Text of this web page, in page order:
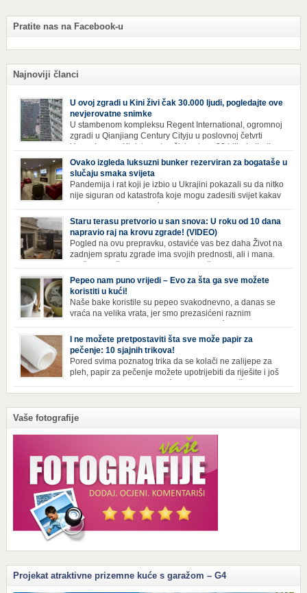
Pratite nas na Facebook-u
Najnoviji članci
U ovoj zgradi u Kini živi čak 30.000 ljudi, pogledajte ove
nevjerovatne snimke
U stambenom kompleksu Regent International, ogromnoj
zgradi u Qianjiang Century Cityju u poslovnoj četvrti
Hangzhoua u Kini, trenutno živi gotovo 30 hiljada ljudi,
koji nikad ne moraju izaći iz njega. Naime, s obzirom na to da unutar
zgrade mogu pronaći sve potrepštine koje im zatrebaju, stanari ovog
kompleksa zapravo nemaju potrebe izlaziti izvan njega ako […]
Ovako izgleda luksuzni bunker rezerviran za bogataše u
slučaju smaka svijeta
Pandemija i rat koji je izbio u Ukrajini pokazali su da nitko
nije siguran od katastrofa koje mogu zadesiti svijet kakav
poznajemo. I dok se većina ljudi nada da situacija u
svijetu neće postati još gora te da su prijetnje nuklearnim oružjem
isprazne, ima i onih koji se spremaju za najgori scenariji. Naime,
Survival Condo […]
Staru terasu pretvorio u san snova: U roku od 10 dana
napravio raj na krovu zgrade! (VIDEO)
Pogled na ovu prepravku, ostaviće vas bez daha Život na
zadnjem spratu zgrade ima svojih prednosti, ali i mana.
Izloženost kiši, suncu, vetru i snijegu čini da se materijali
brže troše, a terasa poprimi ruiniran izgled. Ovaj muškarac je promijenio
sve, kada je renovirao terasu i sebi stvorio zaista rajski kutak. Uživajte i
vi u […]
Pepeo nam puno vrijedi – Evo za šta ga sve možete
koristiti u kući!
Naše bake koristile su pepeo svakodnevno, a danas se
vraća na velika vrata, jer smo prezasićeni raznim
Izbjeljivač bez premca Čak i kada se pere najboljim deterdžentima, uz
dodatak izbjeljivača, rublje ne dobija blistavu bjelinu. Možda niste znali
da je cijeđ drvenog pepela fenomenalno sredstvo za pranje bijelog […]
I ne možete pretpostaviti šta sve može papir za
pečenje: 10 sjajnih trikova!
Pored svima poznatog trika da se kolači ne zalijepe za
pleh, papir za pečenje možete upotrijebiti da riješite i još
upotrebu papira za pečenje koji će vam učiniti život lakšim i eliminisati
male smetnje koje često niko ne zna kako da popravi! Uglancajte česme
Papirom […]
Vaše fotografije
Projekat atraktivne prizemne kuće s garažom – G4